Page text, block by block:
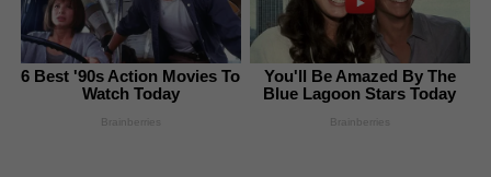
6 Best '90s Action Movies To
Watch Today
Brainberries
You'll Be Amazed By The
Blue Lagoon Stars Today
Brainberries